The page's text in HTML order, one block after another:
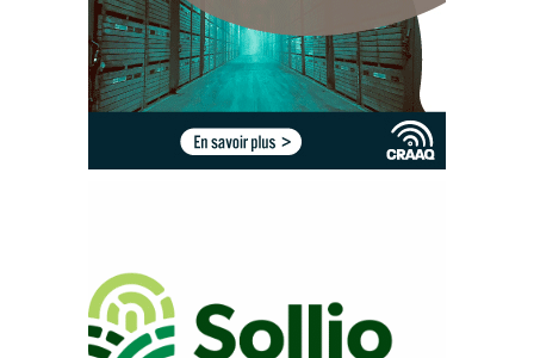
3
pomme de terre. Ceci, quoique que cela puisse paraître intuitif,
constitue une nouvelle découverte chez cet agent pathogène.
L’ensemble de ces résultats sera d’une grande importance dans le
développement d’outils de lutte contre cette maladie car les
nouvelles
approches/technologies qui seront développées devront